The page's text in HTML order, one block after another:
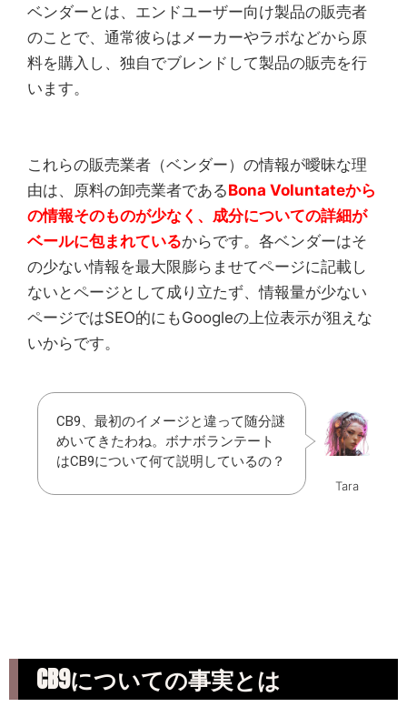
ベンダーとは、エンドユーザー向け製品の販売者
のことで、通常彼らはメーカーやラボなどから原
料を購入し、独自でブレンドして製品の販売を行
います。
これらの販売業者（ベンダー）の情報が曖昧な理
由は、原料の卸売業者であるBona Voluntateから
の情報そのものが少なく、成分についての詳細が
ベールに包まれているからです。各ベンダーはそ
の少ない情報を最大限膨らませてページに記載し
ないとページとして成り立たず、情報量が少ない
ページではSEO的にもGoogleの上位表示が狙えな
いからです。
CB9、最初のイメージと違って随分謎
めいてきたわね。ボナボランテート
はCB9について何て説明しているの？
Tara
CB9についての事実とは